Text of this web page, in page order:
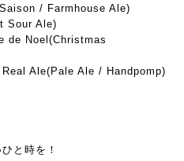
/ Farmhouse Ale)
Sour Ale)
de Noel(Christmas
Ale(Pale Ale / Handpomp)
と時を！